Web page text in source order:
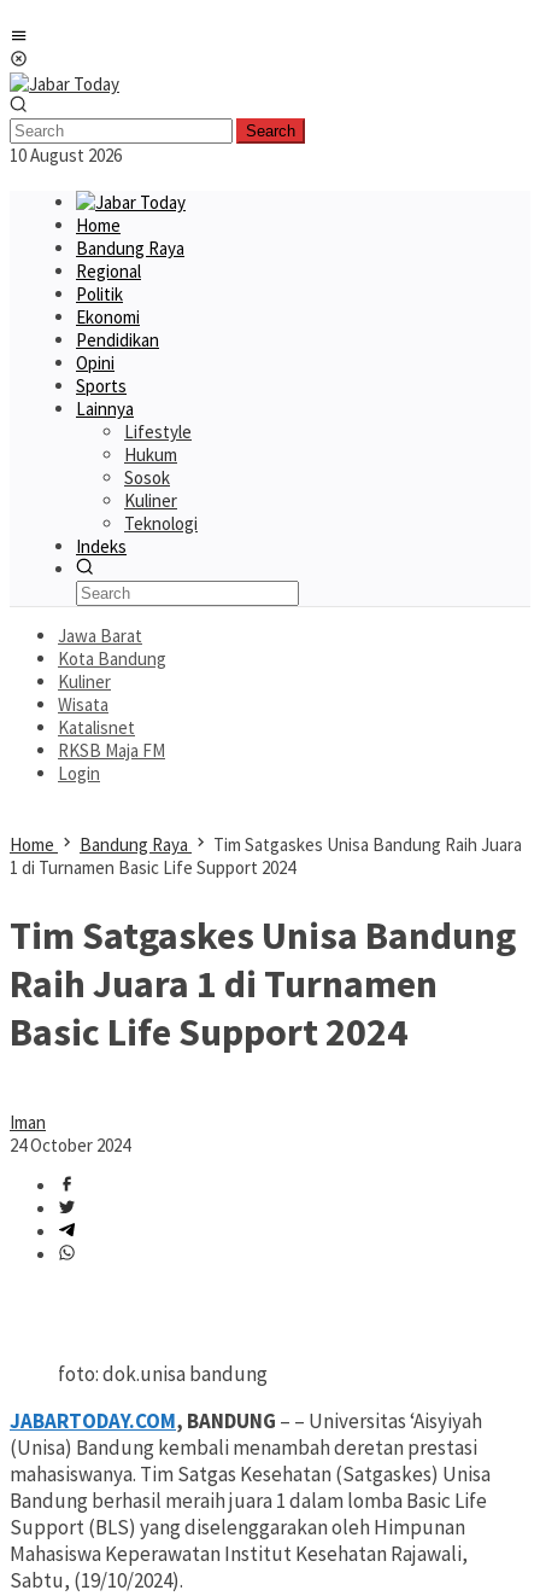
to
content
Search
10 August 2026
Home
Bandung Raya
Regional
Politik
Ekonomi
Pendidikan
Opini
Sports
Lainnya
Lifestyle
Hukum
Sosok
Kuliner
Teknologi
Indeks
Jawa Barat
Kota Bandung
Kuliner
Wisata
Katalisnet
RKSB Maja FM
Login
Home Bandung Raya
Tim Satgaskes Unisa Bandung Raih Juara
1 di Turnamen Basic Life Support 2024
Tim Satgaskes Unisa Bandung
Raih Juara 1 di Turnamen
Basic Life Support 2024
Iman
24 October 2024
foto: dok.unisa bandung
JABARTODAY.COM, BANDUNG – – Universitas ‘Aisyiyah
(Unisa) Bandung kembali menambah deretan prestasi
mahasiswanya. Tim Satgas Kesehatan (Satgaskes) Unisa
Bandung berhasil meraih juara 1 dalam lomba Basic Life
Support (BLS) yang diselenggarakan oleh Himpunan
Mahasiswa Keperawatan Institut Kesehatan Rajawali,
Sabtu, (19/10/2024).